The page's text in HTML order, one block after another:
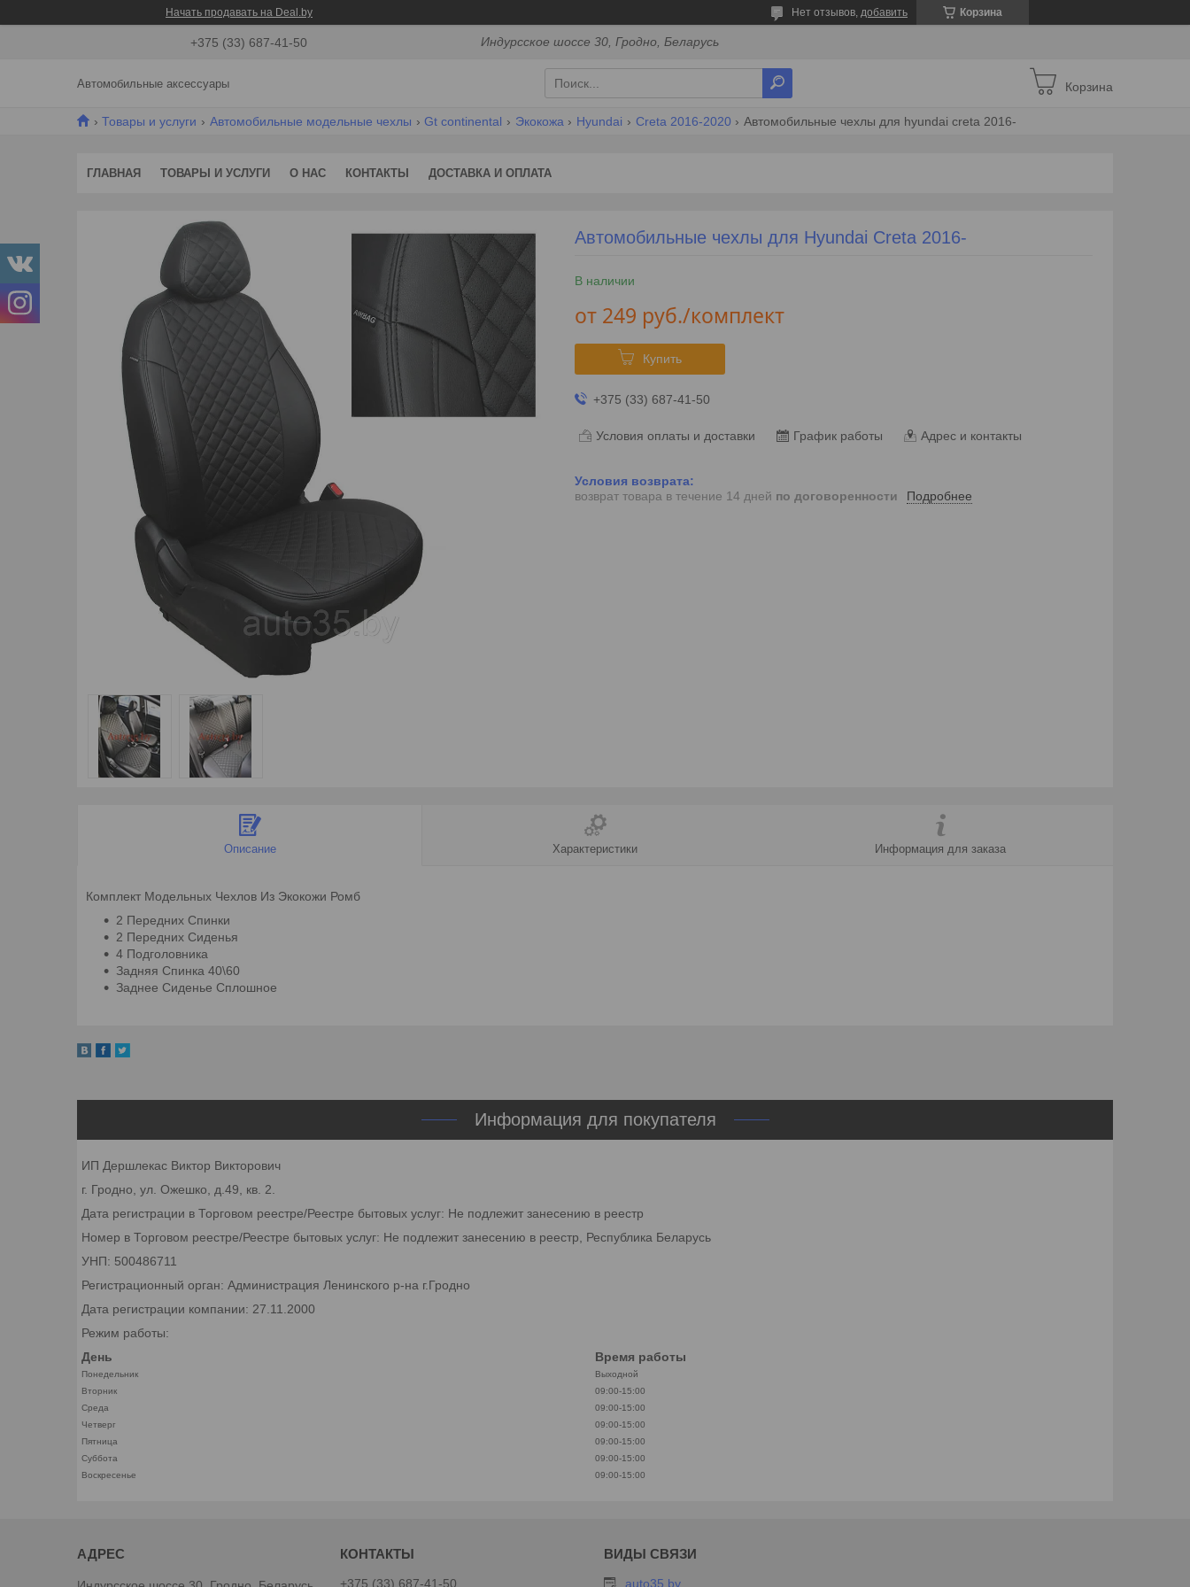
Начать продавать на Deal.by Корзина
Нет отзывов, добавить
+375 (33) 687-41-50 Индурсское шоссе 30, Гродно, Беларусь
Автомобильные аксессуары Корзина
Товары и услуги Автомобильные модельные чехлы Gt continental Экокожа Hyundai Creta 2016-2020 Автомобильные чехлы для hyundai creta 2016-
ГЛАВНАЯ ТОВАРЫ И УСЛУГИ О НАС КОНТАКТЫ ДОСТАВКА И ОПЛАТА
Автомобильные чехлы для Hyundai Creta 2016-
В наличии
от 249 руб./комплект
Купить
+375 (33) 687-41-50
Условия оплаты и доставки График работы Адрес и контакты
возврат товара в течение 14 дней по договоренности Подробнее
Описание Характеристики Информация для заказа
Комплект Модельных Чехлов Из Экокожи Ромб
2 Передних Спинки
2 Передних Сиденья
4 Подголовника
Задняя Спинка 40\60
Заднее Сиденье Сплошное
Информация для покупателя
ИП Дершлекас Виктор Викторович
г. Гродно, ул. Ожешко, д.49, кв. 2.
Дата регистрации в Торговом реестре/Реестре бытовых услуг: Не подлежит занесению в реестр
Номер в Торговом реестре/Реестре бытовых услуг: Не подлежит занесению в реестр, Республика Беларусь
УНП: 500486711
Регистрационный орган: Администрация Ленинского р-на г.Гродно
Дата регистрации компании: 27.11.2000
Режим работы:
День
Время работы
Понедельник
Выходной
Вторник
09:00-15:00
Среда
09:00-15:00
Четверг
09:00-15:00
Пятница
09:00-15:00
Суббота
09:00-15:00
Воскресенье
09:00-15:00
+375 (33) 687-41-50 auto35.by